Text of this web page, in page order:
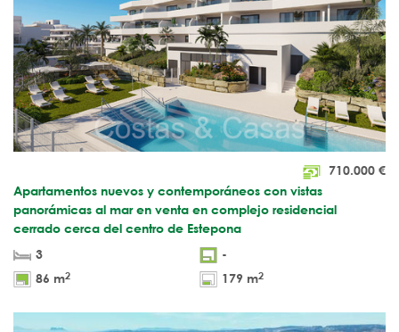
710.000 €
Apartamentos nuevos y contemporáneos con vistas
panorámicas al mar en venta en complejo residencial
cerrado cerca del centro de Estepona
3
-
86 m2 179 m2